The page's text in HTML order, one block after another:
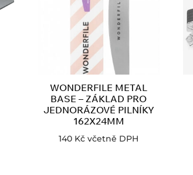
WONDERFILE METAL
BASE – ZÁKLAD PRO
JEDNORÁZOVÉ PILNÍKY
162X24MM
140 Kč včetně DPH